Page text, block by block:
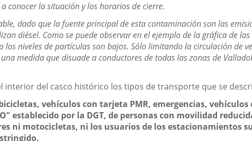
conocer la situación y los horarios de cierre.
dado que la fuente principal de esta contaminación son las
diésel. Como se puede observar en el ejemplo de la gráfica de
niveles de partículas son bajos. Sólo limitando la circulación de
medida que disuade a conductores de todas las zonas de
interior del casco histórico los tipos de transporte que se
vehículos con tarjeta PMR, emergencias,
establecido por la DGT, de personas con movilidad
ni motocicletas, ni los usuarios de los estacionamientos